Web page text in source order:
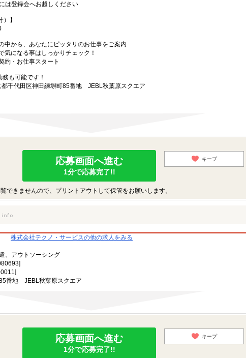
は登録会へお越しください
】
中から、あなたにピッタリのお仕事をご案内
になる事はしっかりチェック！
約・お仕事スタート
も可能です！
千代田区神田練塀町85番地 JEBL秋葉原スクエア
応募画面へ進む
1分で応募完了!!
キープ
できませんので、プリントアウトして保管をお願いします。
株式会社テクノ・サービスの他の求人をみる
、アウトソーシング
番地 JEBL秋葉原スクエア
応募画面へ進む
1分で応募完了!!
キープ